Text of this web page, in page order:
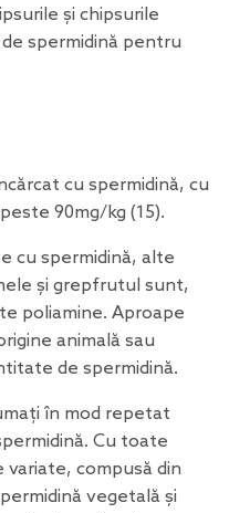
și chipsurile
spermidină pentru
cu spermidină, cu
90mg/kg (15).
cu spermidină, alte
și grepfrutul sunt,
poliamine. Aproape
animală sau
de spermidină.
în mod repetat
Cu toate
compusă din
vegetală și